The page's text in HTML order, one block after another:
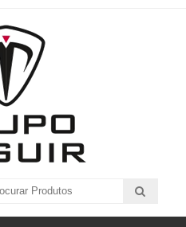
– Grupo
Tuguir